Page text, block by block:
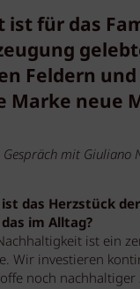
für das
Feldern
Marke neue
mit Giuliano
das Herzstück
im Alltag?
ist ein
Wir investieren
noch